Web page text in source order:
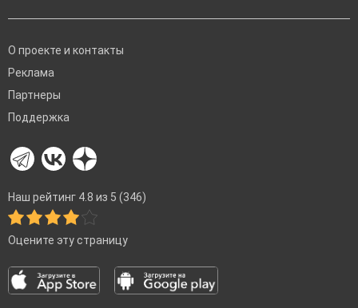
О проекте и контакты
Реклама
Партнеры
Поддержка
Наш рейтинг 4.8 из 5 (346)
Оцените эту страницу